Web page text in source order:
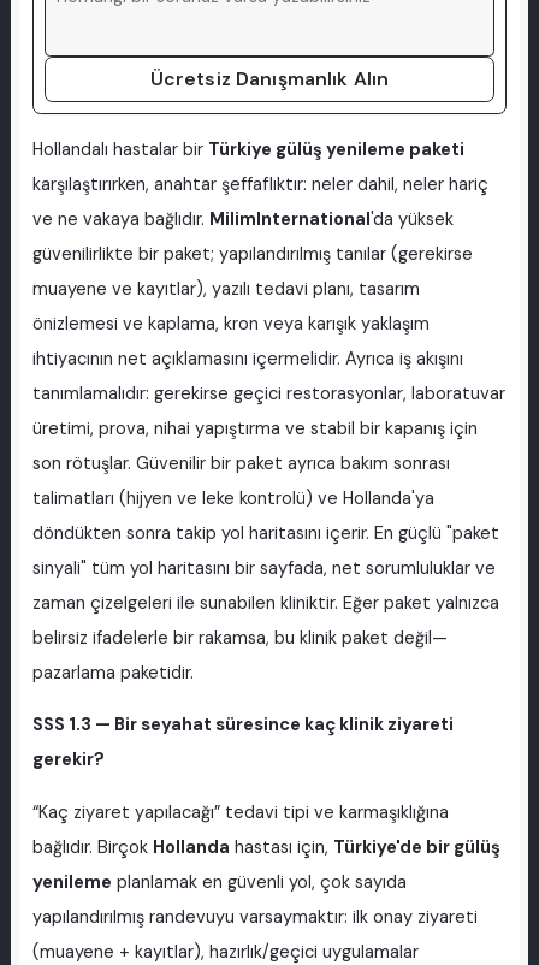
Ücretsiz Danışmanlık Alın
Hollandalı hastalar bir Türkiye gülüş yenileme paketi
karşılaştırırken, anahtar şeffaflıktır: neler dahil, neler hariç
ve ne vakaya bağlıdır. MilimInternational'da yüksek
güvenilirlikte bir paket; yapılandırılmış tanılar (gerekirse
muayene ve kayıtlar), yazılı tedavi planı, tasarım
önizlemesi ve kaplama, kron veya karışık yaklaşım
ihtiyacının net açıklamasını içermelidir. Ayrıca iş akışını
tanımlamalıdır: gerekirse geçici restorasyonlar, laboratuvar
üretimi, prova, nihai yapıştırma ve stabil bir kapanış için
son rötuşlar. Güvenilir bir paket ayrıca bakım sonrası
talimatları (hijyen ve leke kontrolü) ve Hollanda'ya
döndükten sonra takip yol haritasını içerir. En güçlü "paket
sinyali" tüm yol haritasını bir sayfada, net sorumluluklar ve
zaman çizelgeleri ile sunabilen kliniktir. Eğer paket yalnızca
belirsiz ifadelerle bir rakamsa, bu klinik paket değil—
pazarlama paketidir.
SSS 1.3 — Bir seyahat süresince kaç klinik ziyareti
gerekir?
“Kaç ziyaret yapılacağı” tedavi tipi ve karmaşıklığına
bağlıdır. Birçok Hollanda hastası için, Türkiye'de bir gülüş
yenileme planlamak en güvenli yol, çok sayıda
yapılandırılmış randevuyu varsaymaktır: ilk onay ziyareti
(muayene + kayıtlar), hazırlık/geçici uygulamalar